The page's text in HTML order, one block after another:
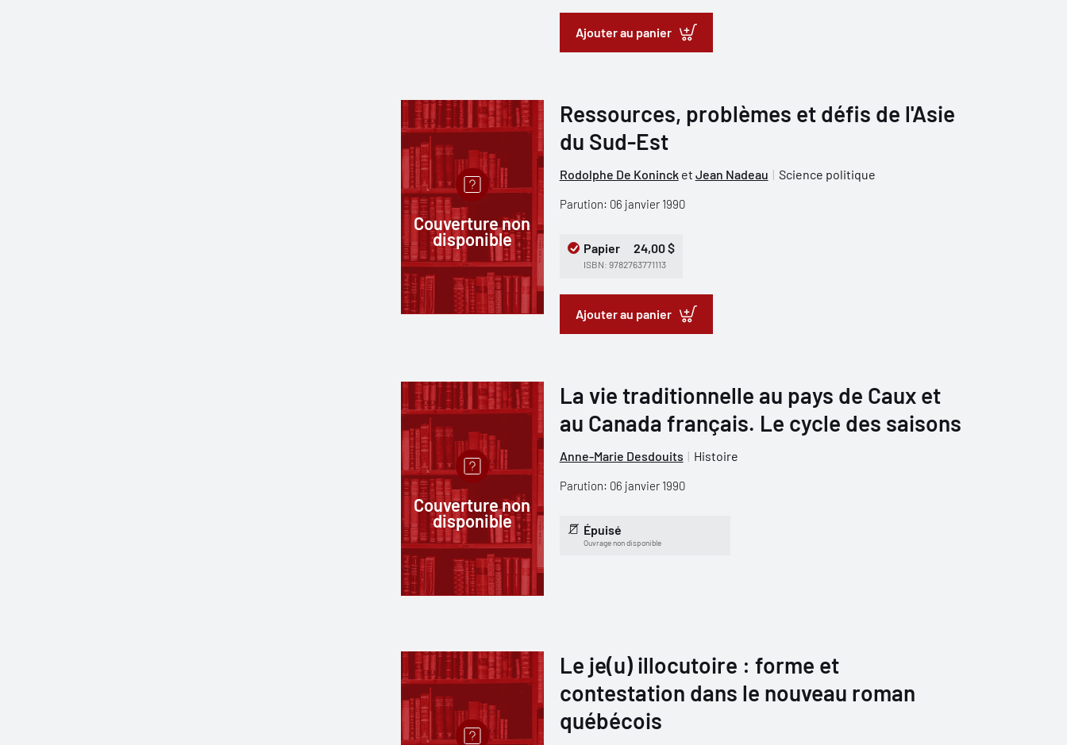
Ajouter au panier
Couverture non
disponible
Ressources, problèmes et défis de l'Asie
du Sud-Est
Rodolphe De Konincket Jean Nadeau Science politique
Parution: 06 janvier 1990
Papier 24,00 $
ISBN: 9782763771113
Ajouter au panier
Couverture non
disponible
La vie traditionnelle au pays de Caux et
au Canada français. Le cycle des saisons
Anne-Marie Desdouits Histoire
Parution: 06 janvier 1990
Épuisé
Ouvrage non disponible
Le je(u) illocutoire : forme et
contestation dans le nouveau roman
québécois